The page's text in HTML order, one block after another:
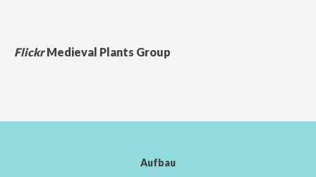
FlickrMedieval Plants Group
Aufbau